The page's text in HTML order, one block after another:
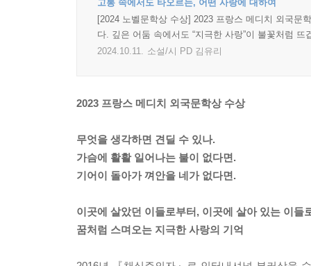
고통 속에서도 타오르는, 어떤 사랑에 대하여
[2024 노벨문학상 수상] 2023 프랑스 메디치 외국문
다. 깊은 어둠 속에서도 “지극한 사랑”이 불꽃처럼
2024.10.11. 소설/시 PD 김유리
2023 프랑스 메디치 외국문학상 수상
무엇을 생각하면 견딜 수 있나.
가슴에 활활 일어나는 불이 없다면.
기어이 돌아가 껴안을 네가 없다면.
이곳에 살았던 이들로부터, 이곳에 살아 있는 이들
꿈처럼 스며오는 지극한 사랑의 기억